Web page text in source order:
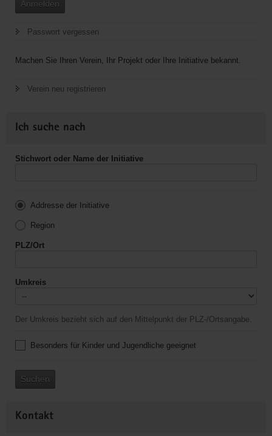
Anmelden
Passwort vergessen
Machen Sie Ihren Verein, Ihr Projekt oder Ihre Initiative bekannt.
Verein neu registrieren
Ich suche nach
Stichwort oder Name der Initiative
Addresse der Initiative
Region
PLZ/Ort
Umkreis
Der Umkreis bezieht sich auf den Mittelpunkt der PLZ-/Ortsangabe.
Besonders für Kinder und Jugendliche geeignet
Suchen
Kontakt